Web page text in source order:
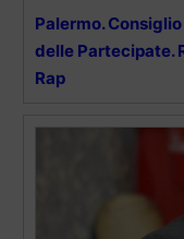
Palermo.
delle Partecipate.
Rap